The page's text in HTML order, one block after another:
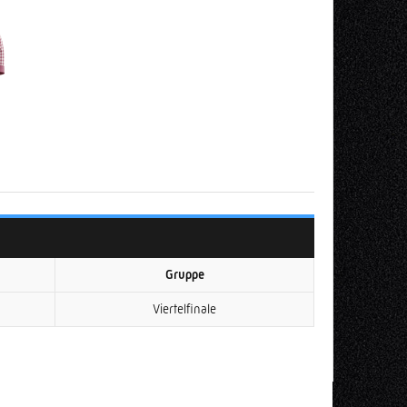
Gruppe
Viertelfinale